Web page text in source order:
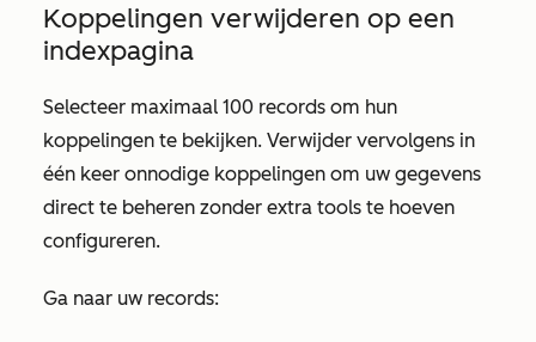
Koppelingen verwijderen op een
indexpagina
Selecteer maximaal 100 records om hun
koppelingen te bekijken. Verwijder vervolgens in
één keer onnodige koppelingen om uw gegevens
direct te beheren zonder extra tools te hoeven
configureren.
Ga naar uw records: